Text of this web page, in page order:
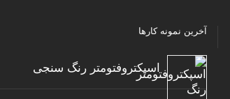
آخرین نمونه کارها
اسپکتروفتومتر رنگ سنجی